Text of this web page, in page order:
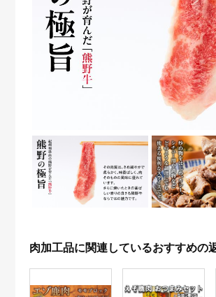
肉加工品に関連しているおすすめの